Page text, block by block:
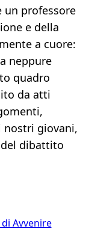
un professore
e della
a cuore:
neppure
quadro
da atti
nostri giovani,
dibattito
Avvenire